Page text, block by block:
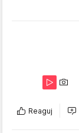
Reaguj